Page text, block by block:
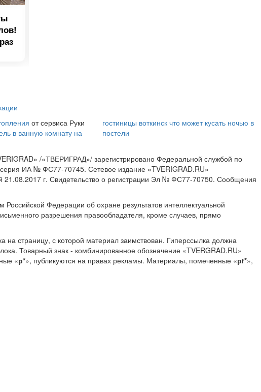
от сервиса Руки
в ванную комнату на
гостиницы воткинск что может кусать ночью в
постели
/«ТВЕРИГРАД»/ зарегистрировано Федеральной службой по
ИА № ФС77-70745. Сетевое издание «TVERIGRAD.RU»
21.08.2017 г. Свидетельство о регистрации Эл № ФС77-70750. Сообщения
Федерации об охране результатов интеллектуальной
разрешения правообладателя, кроме случаев, прямо
страницу, с которой материал заимствован. Гиперссылка должна
Товарный знак - комбинированное обозначение «TVERGRAD.RU»
«р*», публикуются на правах рекламы. Материалы, помеченные «рr*»,